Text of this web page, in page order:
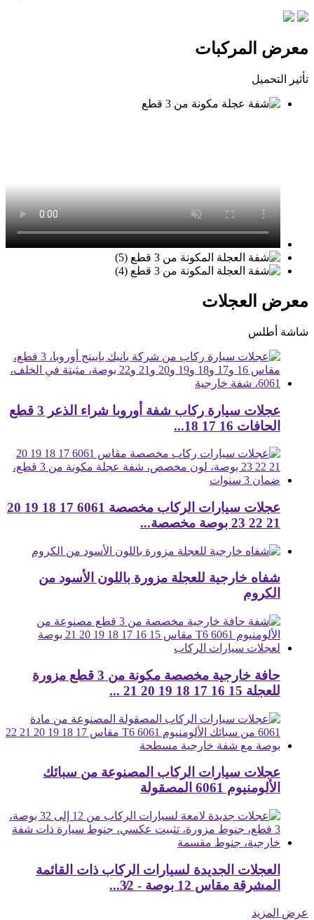
معرض المركبات
تأثير التحميل
معرض العجلات
شاشة أطلس
عجلات سيارة ركاب شفة أوروبا شراء الذعر 3 قطع
الحافات 16 17 18...
عجلات سيارات الركاب مخصصة 6061 17 18 19 20
21 22 23 بوصة مخصصة...
شفاه خارجية للعجلة مزورة باللون الأسود من
الكروم
حافة خارجية مخصصة مكونة من 3 قطع مزورة
للعجلة 15 16 17 18 19 20 21 ...
عجلات سيارات الركاب المصنوعة من سبائك
الألومنيوم 6061 المصقولة
العجلات الجديدة لسيارات الركاب ذات القائمة
المشرقة مقاس 12 بوصة - 32̸...
عرض المزيد